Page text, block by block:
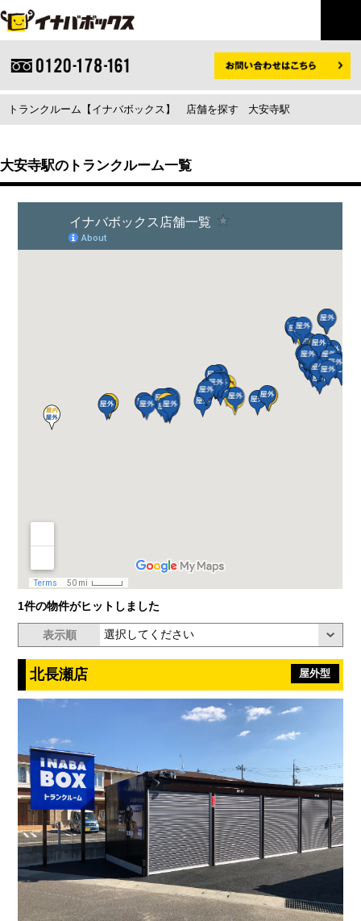
トランクルーム【イナバボックス】 店舗を探す 大安寺駅
大安寺駅のトランクルーム一覧
1件の物件がヒットしました
表示順
北長瀬店 屋外型